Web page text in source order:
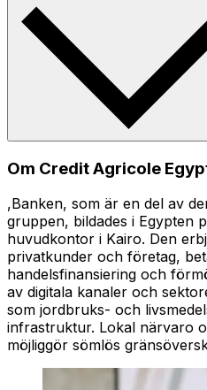
Om Credit Agricole
,Banken, som är en del av
gruppen, bildades i Egypten
huvudkontor i Kairo. Den
privatkunder och företag,
handelsfinansiering och
av digitala kanaler och
som jordbruks- och
infrastruktur. Lokal närvaro
möjliggör sömlös